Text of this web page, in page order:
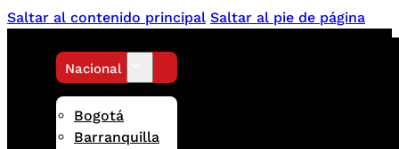
Saltar al contenido principal Saltar al pie de página
Nacional
Bogotá
Barranquilla